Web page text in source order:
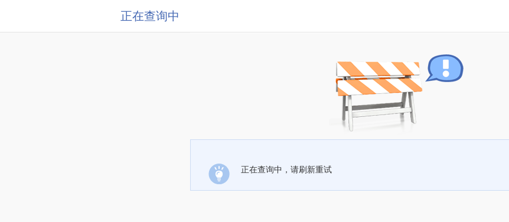
正在查询中
正在查询中，请刷新重试